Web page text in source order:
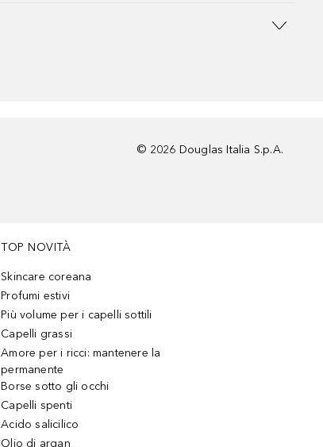
© 2026 Douglas Italia S.p.A.
TOP NOVITÀ
Skincare coreana
Profumi estivi
Più volume per i capelli sottili
Capelli grassi
Amore per i ricci: mantenere la
permanente
Borse sotto gli occhi
Capelli spenti
Acido salicilico
Olio di argan